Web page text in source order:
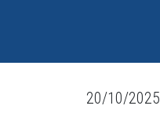
20/10/2025